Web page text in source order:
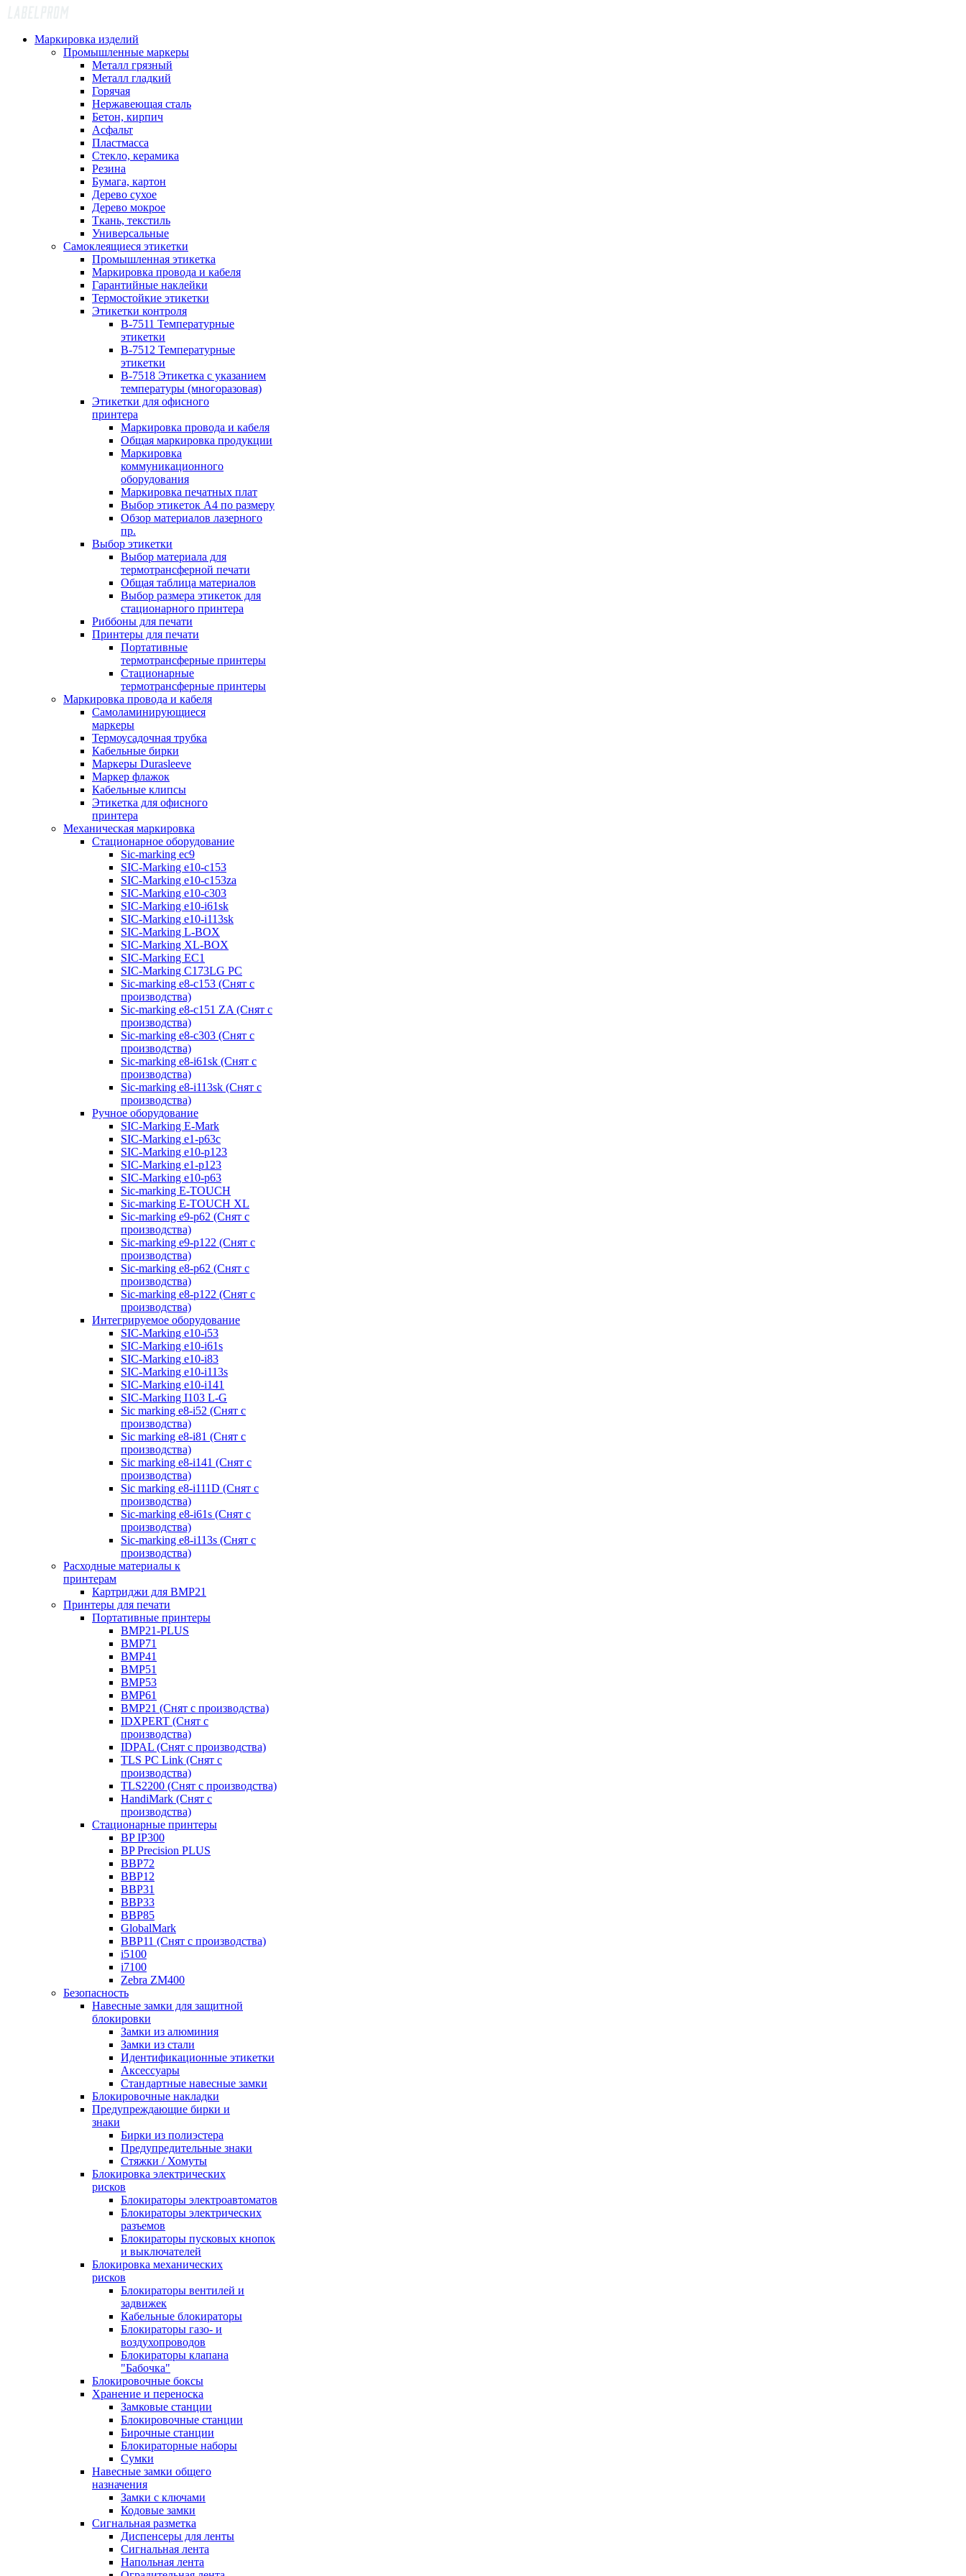
Маркировка изделий
Промышленные маркеры
Металл грязный
Металл гладкий
Горячая
Нержавеющая сталь
Бетон, кирпич
Асфальт
Пластмасса
Стекло, керамика
Резина
Бумага, картон
Дерево сухое
Дерево мокрое
Ткань, текстиль
Универсальные
Самоклеящиеся этикетки
Промышленная этикетка
Маркировка провода и кабеля
Гарантийные наклейки
Термостойкие этикетки
Этикетки контроля
B-7511 Температурные
этикетки
B-7512 Температурные
этикетки
B-7518 Этикетка с указанием
температуры (многоразовая)
Этикетки для офисного
принтера
Маркировка провода и кабеля
Общая маркировка продукции
Маркировка
коммуникационного
оборудования
Маркировка печатных плат
Выбор этикеток А4 по размеру
Обзор материалов лазерного
пр.
Выбор этикетки
Выбор материала для
термотрансферной печати
Общая таблица материалов
Выбор размера этикеток для
стационарного принтера
Риббоны для печати
Принтеры для печати
Портативные
термотрансферные принтеры
Стационарные
термотрансферные принтеры
Маркировка провода и кабеля
Самоламинирующиеся
маркеры
Термоусадочная трубка
Кабельные бирки
Маркеры Durasleeve
Маркер флажок
Кабельные клипсы
Этикетка для офисного
принтера
Механическая маркировка
Стационарное оборудование
Sic-marking ec9
SIC-Marking e10-c153
SIC-Marking e10-c153za
SIC-Marking e10-c303
SIC-Marking e10-i61sk
SIC-Marking e10-i113sk
SIC-Marking L-BOX
SIC-Marking XL-BOX
SIC-Marking EC1
SIC-Marking C173LG PC
Sic-marking e8-c153 (Снят с
производства)
Sic-marking e8-c151 ZA (Снят с
производства)
Sic-marking e8-c303 (Снят с
производства)
Sic-marking e8-i61sk (Снят с
производства)
Sic-marking e8-i113sk (Снят с
производства)
Ручное оборудование
SIC-Marking E-Mark
SIC-Marking e1-p63с
SIC-Marking e10-p123
SIC-Marking e1-p123
SIC-Marking e10-p63
Sic-marking E-TOUCH
Sic-marking E-TOUCH XL
Sic-marking e9-p62 (Снят с
производства)
Sic-marking e9-p122 (Снят с
производства)
Sic-marking e8-p62 (Снят с
производства)
Sic-marking e8-p122 (Снят с
производства)
Интегрируемое оборудование
SIC-Marking e10-i53
SIC-Marking e10-i61s
SIC-Marking e10-i83
SIC-Marking e10-i113s
SIC-Marking e10-i141
SIC-Marking I103 L-G
Sic marking e8-i52 (Снят с
производства)
Sic marking e8-i81 (Снят с
производства)
Sic marking e8-i141 (Снят с
производства)
Sic marking e8-i111D (Снят с
производства)
Sic-marking e8-i61s (Снят с
производства)
Sic-marking e8-i113s (Снят с
производства)
Расходные материалы к
принтерам
Картриджи для BMP21
Принтеры для печати
Портативные принтеры
BMP21-PLUS
BMP71
BMP41
BMP51
BMP53
BMP61
BMP21 (Снят с производства)
IDXPERT (Снят с
производства)
IDPAL (Снят с производства)
TLS PC Link (Снят с
производства)
TLS2200 (Снят с производства)
HandiMark (Снят с
производства)
Стационарные принтеры
BP IP300
BP Precision PLUS
BBP72
BBP12
BBP31
BBP33
BBP85
GlobalMark
BBP11 (Снят с производства)
i5100
i7100
Zebra ZM400
Безопасность
Навесные замки для защитной
блокировки
Замки из алюминия
Замки из стали
Идентификационные этикетки
Аксессуары
Стандартные навесные замки
Блокировочные накладки
Предупреждающие бирки и
знаки
Бирки из полиэстера
Предупредительные знаки
Стяжки / Хомуты
Блокировка электрических
рисков
Блокираторы электроавтоматов
Блокираторы электрических
разъемов
Блокираторы пусковых кнопок
и выключателей
Блокировка механических
рисков
Блокираторы вентилей и
задвижек
Кабельные блокираторы
Блокираторы газо- и
воздухопроводов
Блокираторы клапана
"Бабочка"
Блокировочные боксы
Хранение и переноска
Замковые станции
Блокировочные станции
Бирочные станции
Блокираторные наборы
Сумки
Навесные замки общего
назначения
Замки с ключами
Кодовые замки
Сигнальная разметка
Диспенсеры для ленты
Сигнальная лента
Напольная лента